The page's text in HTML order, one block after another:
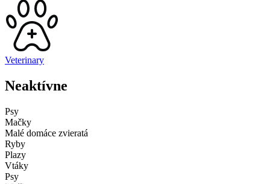
Veterinary
Neaktívne
Psy
Mačky
Malé domáce zvieratá
Ryby
Plazy
Vtáky
Psy